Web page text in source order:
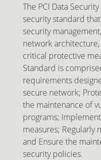
The PCI Data
security standard
security
network
critical protective
Standard is
requirements
secure network;
the maintenance of
programs;
measures; Regularly
and Ensure the
security policies.